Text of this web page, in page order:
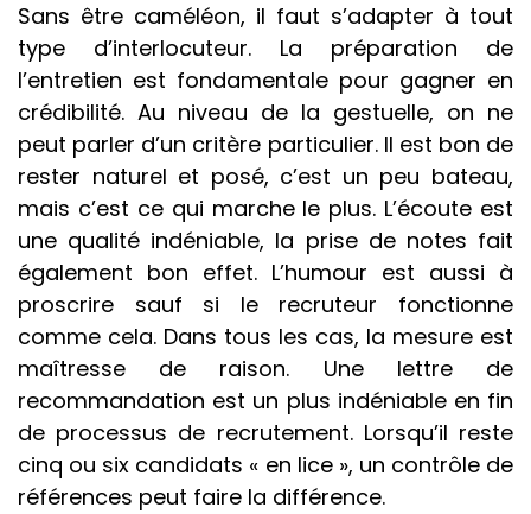
Sans être caméléon, il faut s’adapter à tout
type d’interlocuteur. La préparation de
l’entretien est fondamentale pour gagner en
crédibilité. Au niveau de la gestuelle, on ne
peut parler d’un critère particulier. Il est bon de
rester naturel et posé, c’est un peu bateau,
mais c’est ce qui marche le plus. L’écoute est
une qualité indéniable, la prise de notes fait
également bon effet. L’humour est aussi à
proscrire sauf si le recruteur fonctionne
comme cela. Dans tous les cas, la mesure est
maîtresse de raison. Une lettre de
recommandation est un plus indéniable en fin
de processus de recrutement. Lorsqu’il reste
cinq ou six candidats « en lice », un contrôle de
références peut faire la différence.